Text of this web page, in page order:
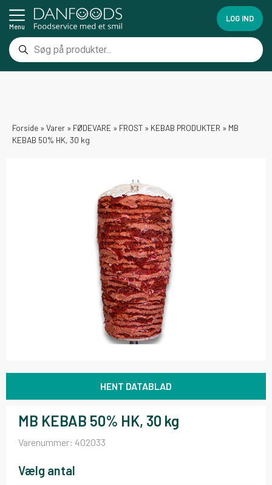
Menu
LOG IND
Forside » Varer » FØDEVARE » FROST » KEBAB PRODUKTER » MB
KEBAB 50% HK, 30 kg
HENT DATABLAD
MB KEBAB 50% HK, 30 kg
Varenummer: 402033
Vælg antal